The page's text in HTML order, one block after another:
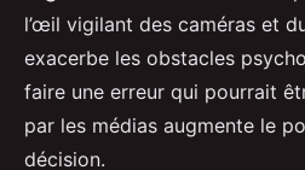
l’œil vigilant des caméras et
exacerbe les obstacles
faire une erreur qui pourrait
par les médias augmente le
décision.